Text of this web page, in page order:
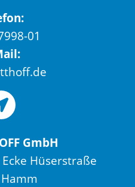
01
GmbH
Hüserstraße